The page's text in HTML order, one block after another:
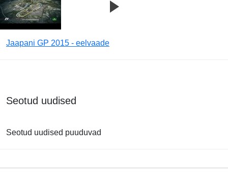
Jaapani GP 2015 - eelvaade
Seotud uudised
Seotud uudised puuduvad